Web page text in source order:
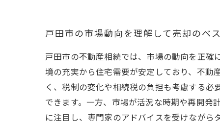
戸田市の市場動向を理解して売却のベ
戸田市の不動産相続では、市場の動向を正確
境の充実から住宅需要が安定しており、不動
く、税制の変化や相続税の負担も考慮する
できます。一方、市場が活況な時期や再開発
に注目し、専門家のアドバイスを受けなが